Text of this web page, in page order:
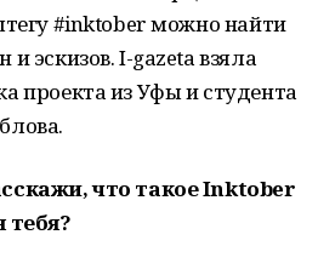
#inktober можно найти
эскизов. I-gazeta взяла
проекта из Уфы и студента
что такое Inktober
тебя?